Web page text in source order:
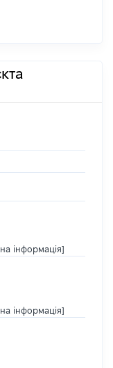
інформація]
інформація]